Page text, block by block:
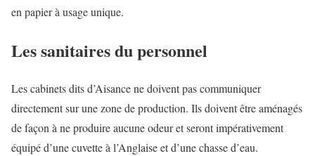
en papier à usage unique.
Les sanitaires du personnel
Les cabinets dits d’Aisance ne doivent pas communiquer
directement sur une zone de production. Ils doivent être aménagés
de façon à ne produire aucune odeur et seront impérativement
équipé d’une cuvette à l’Anglaise et d’une chasse d’eau.